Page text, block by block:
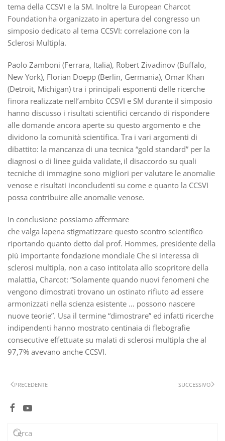
tema della CCSVI e la SM. Inoltre la European Charcot
Foundation ha organizzato in apertura del congresso un
simposio dedicato al tema CCSVI: correlazione con la
Sclerosi Multipla.
Paolo Zamboni (Ferrara, Italia), Robert Zivadinov (Buffalo,
New York), Florian Doepp (Berlin, Germania), Omar Khan
(Detroit, Michigan) tra i principali esponenti delle ricerche
finora realizzate nell’ambito CCSVI e SM durante il simposio
hanno discusso i risultati scientifici cercando di rispondere
alle domande ancora aperte su questo argomento e che
dividono la comunità scientifica. Tra i vari argomenti di
dibattito: la mancanza di una tecnica “gold standard” per la
diagnosi o di linee guida validate, il disaccordo su quali
tecniche di immagine sono migliori per valutare le anomalie
venose e risultati inconcludenti su come e quanto la CCSVI
possa contribuire alle anomalie venose.
In conclusione possiamo affermare
che valga lapena stigmatizzare questo scontro scientifico
riportando quanto detto dal prof. Hommes, presidente della
più importante fondazione mondiale Che si interessa di
sclerosi multipla, non a caso intitolata allo scopritore della
malattia, Charcot: “Solamente quando nuovi fenomeni che
vengono dimostrati trovano un ostinato rifiuto ad essere
armonizzati nella scienza esistente … possono nascere
nuove teorie”. Usa il termine “dimostrare” ed infatti ricerche
indipendenti hanno mostrato centinaia di flebografie
consecutive effettuate su malati di sclerosi multipla che al
97,7% avevano anche CCSVI.
PRECEDENTE SUCCESSIVO